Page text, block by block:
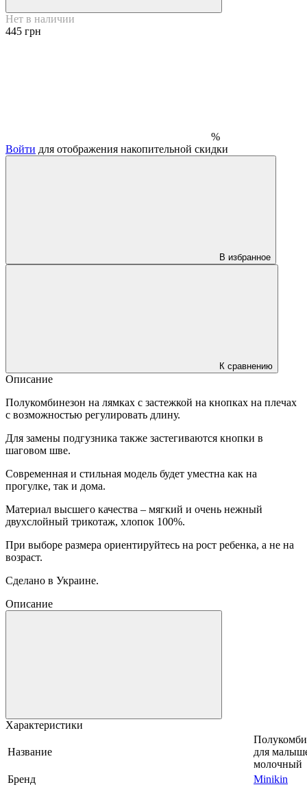
Нет в наличии
445 грн
%
Войти для отображения накопительной скидки
В избранное
К сравнению
Описание
Полукомбинезон на лямках с застежкой на кнопках на плечах
с возможностью регулировать длину.
Для замены подгузника также застегиваются кнопки в
шаговом шве.
Современная и стильная модель будет уместна как на
прогулке, так и дома.
Материал высшего качества – мягкий и очень нежный
двухслойный трикотаж, хлопок 100%.
При выборе размера ориентируйтесь на рост ребенка, а не на
возраст.
Сделано в Украине.
Описание
Характеристики
Название
для
молочный
Бренд
Minikin